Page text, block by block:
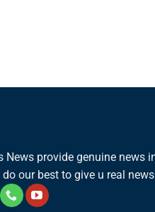
News provide genuine news
do our best to give u real